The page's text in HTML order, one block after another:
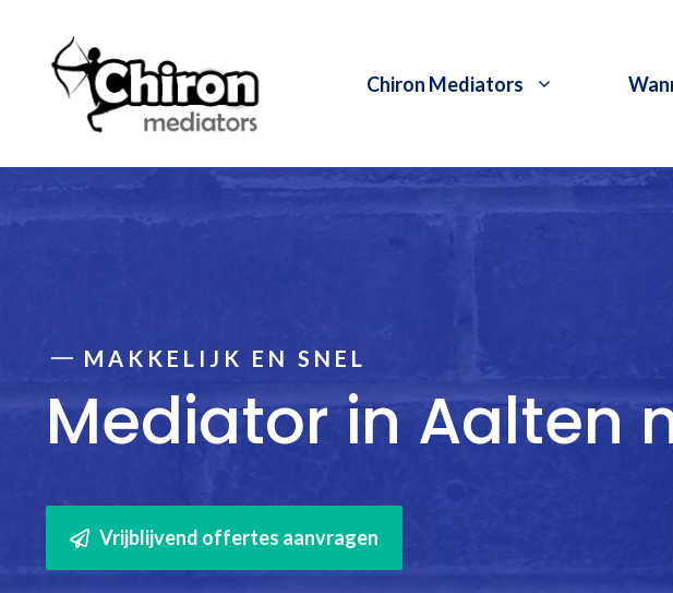
Chiron Mediators
MAKKELIJK EN SNEL
Mediator in Aalten
Vrijblijvend offertes aanvragen